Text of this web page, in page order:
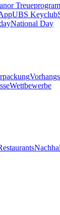
UBS Keyclub
National Day
Wettbewerbe